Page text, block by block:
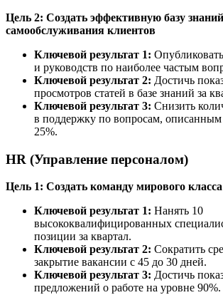
Цель 2: Создать эффективную базу
самообслуживания клиентов
Ключевой результат 1:
и руководств по наиболее частым
Ключевой результат 2: Достичь
просмотров статей в базе знаний за
Ключевой результат 3: Снизить
в поддержку по вопросам, описанным
25%.
HR (Управление персоналом)
Цель 1: Создать команду мирового класса
Ключевой результат 1: Нанять 10
высококвалифицированных
позиции за квартал.
Ключевой результат 2: Сократить
закрытие вакансии с 45 до 30 дней.
Ключевой результат 3: Достичь
предложений о работе на уровне 90%.